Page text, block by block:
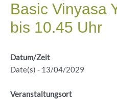
Basic Vinyasa
bis 10.45 Uhr
Datum/Zeit
Date(s) - 13/04/2029
Veranstaltungsort